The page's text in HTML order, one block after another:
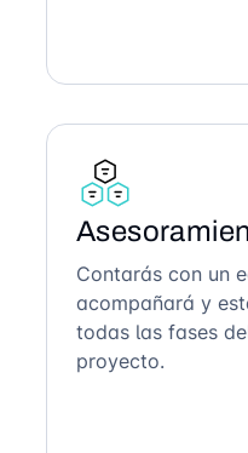
Contarás con un
acompañará y
todas las fases
proyecto.